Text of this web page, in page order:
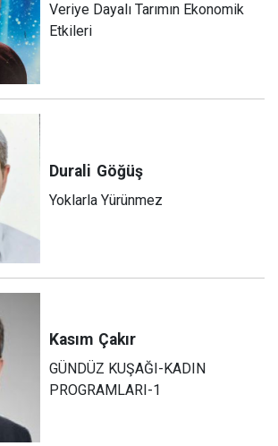
Veriye Dayalı Tarımın Ekonomik
Etkileri
Durali Göğüş
Yoklarla Yürünmez
Kasım Çakır
GÜNDÜZ KUŞAĞI-KADIN
PROGRAMLARI-1